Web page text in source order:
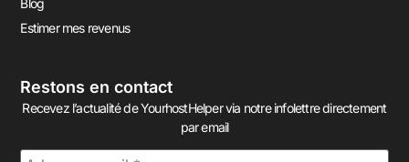
Estimer mes revenus
Restons en contact
Recevez l’actualité de YourhostHelper via notre infolettre directement
par email